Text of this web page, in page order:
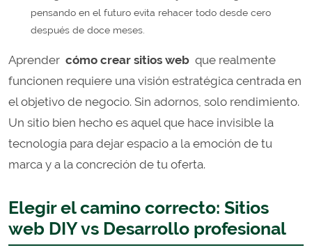
pensando en el futuro evita rehacer todo desde cero
después de doce meses.
Aprender cómo crear sitios web que realmente
funcionen requiere una visión estratégica centrada en
el objetivo de negocio. Sin adornos, solo rendimiento.
Un sitio bien hecho es aquel que hace invisible la
tecnología para dejar espacio a la emoción de tu
marca y a la concreción de tu oferta.
Elegir el camino correcto: Sitios
web DIY vs Desarrollo profesional